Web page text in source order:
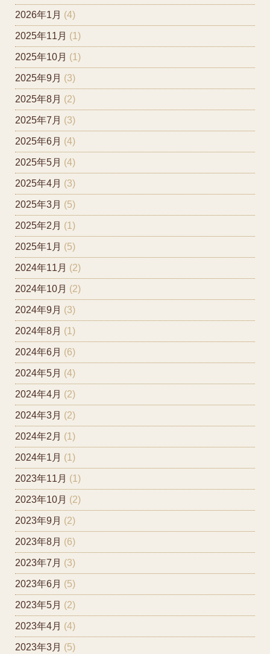
2026年1月 (4)
2025年11月 (1)
2025年10月 (1)
2025年9月 (3)
2025年8月 (2)
2025年7月 (3)
2025年6月 (4)
2025年5月 (4)
2025年4月 (3)
2025年3月 (5)
2025年2月 (1)
2025年1月 (5)
2024年11月 (2)
2024年10月 (2)
2024年9月 (3)
2024年8月 (1)
2024年6月 (6)
2024年5月 (4)
2024年4月 (2)
2024年3月 (2)
2024年2月 (1)
2024年1月 (1)
2023年11月 (1)
2023年10月 (2)
2023年9月 (2)
2023年8月 (6)
2023年7月 (3)
2023年6月 (5)
2023年5月 (2)
2023年4月 (4)
2023年3月 (5)